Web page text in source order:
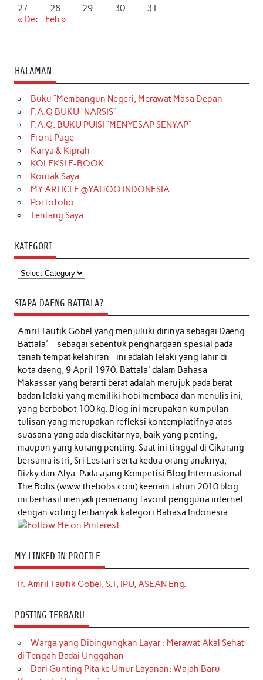
27
28 29 30
31
« Dec
Feb »
HALAMAN
Buku “Membangun Negeri, Merawat Masa Depan
F.A.Q BUKU “NARSIS”
F.A.Q. BUKU PUISI “MENYESAP SENYAP”
Front Page
Karya & Kiprah
KOLEKSI E-BOOK
Kontak Saya
MY ARTICLE @YAHOO INDONESIA
Portofolio
Tentang Saya
KATEGORI
Kategori
SIAPA DAENG BATTALA?
Amril Taufik Gobelyang menjuluki dirinya sebagai Daeng
Battala'-- sebagai sebentuk penghargaan spesial pada
tanah tempat kelahiran--ini adalah lelaki yang lahir di
kota daeng, 9 April 1970. Battala' dalam Bahasa
Makassar yang berarti berat adalah merujuk pada berat
badan lelaki yang memiliki hobi membaca dan menulis ini,
yang berbobot 100 kg. Blog ini merupakan kumpulan
tulisan yang merupakan refleksi kontemplatifnya atas
suasana yang ada disekitarnya, baik yang penting,
maupun yang kurang penting. Saat ini tinggal di Cikarang
bersama istri, Sri Lestari serta kedua orang anaknya,
Rizky dan Alya. Pada ajang Kompetisi Blog Internasional
The Bobs (www.thebobs.com) keenam tahun 2010 blog
ini berhasil menjadi pemenang favorit pengguna internet
dengan voting terbanyak kategori Bahasa Indonesia.
MY LINKED IN PROFILE
Ir. Amril Taufik Gobel, S.T, IPU, ASEAN Eng.
POSTING TERBARU
Warga yang Dibingungkan Layar : Merawat Akal Sehat
di Tengah Badai Unggahan
Dari Gunting Pita ke Umur Layanan: Wajah Baru